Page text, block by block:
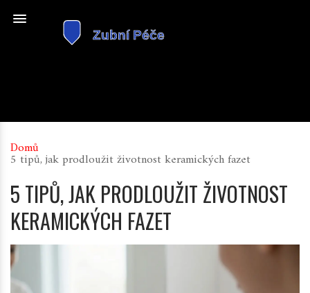
Domů
5 tipů, jak prodloužit životnost keramických fazet
5 TIPŮ, JAK PRODLOUŽIT ŽIVOTNOST
KERAMICKÝCH FAZET